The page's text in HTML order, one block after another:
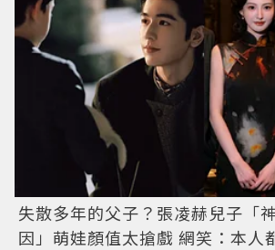
失散多年的父子？張凌赫兒子「
因」萌娃顏值太搶戲 網笑：本人